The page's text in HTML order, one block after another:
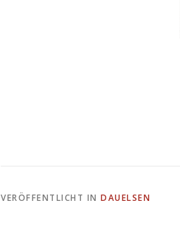
VERÖFFENTLICHT IN DAUELSEN